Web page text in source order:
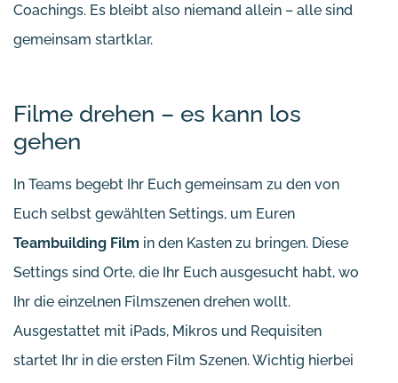
Coachings. Es bleibt also niemand allein – alle sind
gemeinsam startklar.
Filme drehen – es kann los
gehen
In Teams begebt Ihr Euch gemeinsam zu den von
Euch selbst gewählten Settings, um Euren
Teambuilding Film in den Kasten zu bringen. Diese
Settings sind Orte, die Ihr Euch ausgesucht habt, wo
Ihr die einzelnen Filmszenen drehen wollt.
Ausgestattet mit iPads, Mikros und Requisiten
startet Ihr in die ersten Film Szenen. Wichtig hierbei